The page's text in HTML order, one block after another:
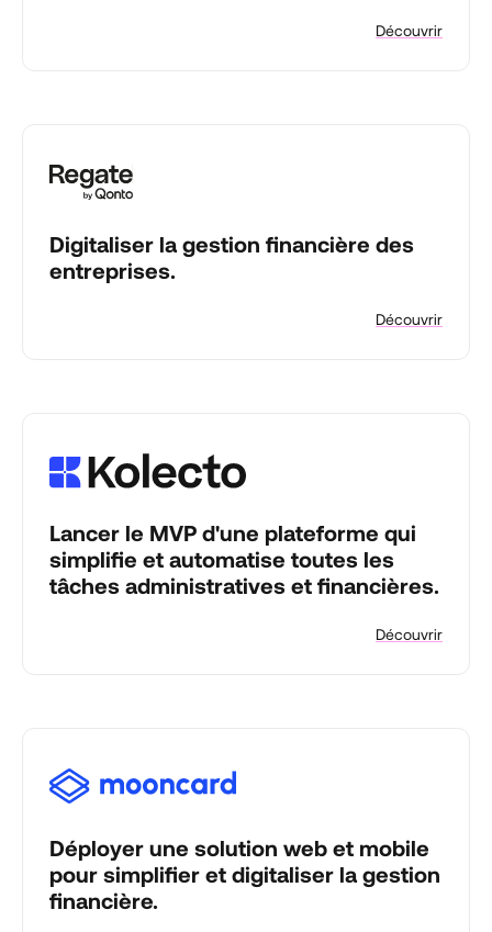
Découvrir
Digitaliser la gestion financière des
entreprises.
Découvrir
Lancer le MVP d'une plateforme qui
simplifie et automatise toutes les
tâches administratives et financières.
Découvrir
Déployer une solution web et mobile
pour simplifier et digitaliser la gestion
financière.